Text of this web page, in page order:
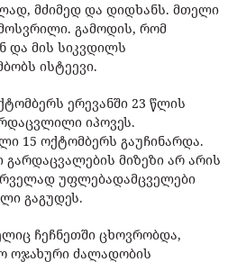
მძიმედ და დიდხანს. მთელი
გამოდის, რომ
და მის სიკვდილს
ისტეევი.
ერევანში 23 წლის
იპოვეს.
15 ოქტომბერს გაუჩინარდა.
მიზეზი არ არის
უფლებადამცველები
გაგუდეს.
ჩეჩნეთში ცხოვრობდა,
ოჯახური ძალადობის